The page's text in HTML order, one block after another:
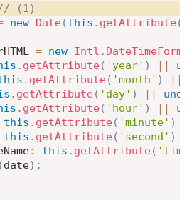
(1)
new Date (this . getAttribute (
= new Intl .
. getAttribute ( 'year' ) ||
. getAttribute ( 'month' )
||
. getAttribute ( 'day' ) ||
. getAttribute ( 'hour' ) ||
this . getAttribute ( 'minute' )
this . getAttribute ( 'second' )
: this . getAttribute (
(date) ;